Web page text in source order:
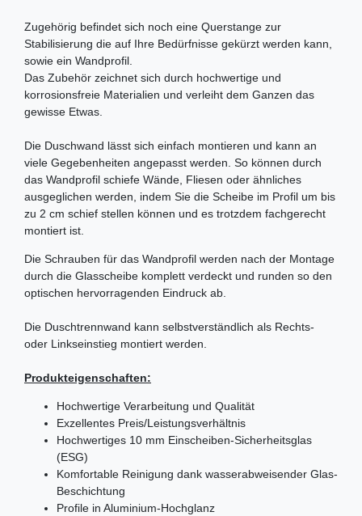
Zugehörig befindet sich noch eine Querstange zur
Stabilisierung die auf Ihre Bedürfnisse gekürzt werden kann,
sowie ein Wandprofil.
Das Zubehör zeichnet sich durch hochwertige und
korrosionsfreie Materialien und verleiht dem Ganzen das
gewisse Etwas.
Die Duschwand lässt sich einfach montieren und kann an
viele Gegebenheiten angepasst werden. So können durch
das Wandprofil schiefe Wände, Fliesen oder ähnliches
ausgeglichen werden, indem Sie die Scheibe im Profil um bis
zu 2 cm schief stellen können und es trotzdem fachgerecht
montiert ist.
Die Schrauben für das Wandprofil werden nach der Montage
durch die Glasscheibe komplett verdeckt und runden so den
optischen hervorragenden Eindruck ab.
Die Duschtrennwand kann selbstverständlich als Rechts-
oder Linkseinstieg montiert werden.
Produkteigenschaften:
Hochwertige Verarbeitung und Qualität
Exzellentes Preis/Leistungsverhältnis
Hochwertiges 10 mm Einscheiben-Sicherheitsglas
(ESG)
Komfortable Reinigung dank wasserabweisender Glas-
Beschichtung
Profile in Aluminium-Hochglanz